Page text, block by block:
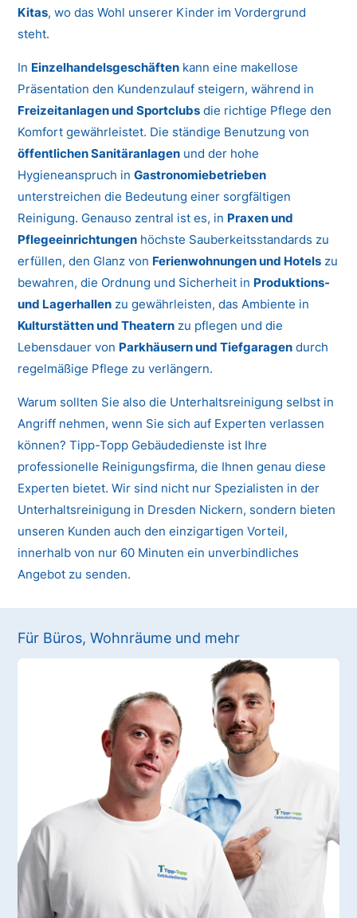
Kitas, wo das Wohl unserer Kinder im Vordergrund
steht.
In Einzelhandelsgeschäften kann eine makellose
Präsentation den Kundenzulauf steigern, während in
Freizeitanlagen und Sportclubs die richtige Pflege den
Komfort gewährleistet. Die ständige Benutzung von
öffentlichen Sanitäranlagen und der hohe
Hygieneanspruch inGastronomiebetrieben
unterstreichen die Bedeutung einer sorgfältigen
Reinigung. Genauso zentral ist es, in Praxen und
Pflegeeinrichtungen höchste Sauberkeitsstandards zu
erfüllen, den Glanz von Ferienwohnungen und Hotels zu
bewahren, die Ordnung und Sicherheit in Produktions-
und Lagerhallen zu gewährleisten, das Ambiente in
Kulturstätten und Theatern zu pflegen und die
Lebensdauer von Parkhäusern und Tiefgaragen durch
regelmäßige Pflege zu verlängern.
Warum sollten Sie also die Unterhaltsreinigung selbst in
Angriff nehmen, wenn Sie sich auf Experten verlassen
können? Tipp-Topp Gebäudedienste ist Ihre
professionelle Reinigungsfirma, die Ihnen genau diese
Experten bietet. Wir sind nicht nur Spezialisten in der
Unterhaltsreinigung in Dresden Nickern, sondern bieten
unseren Kunden auch den einzigartigen Vorteil,
innerhalb von nur 60 Minuten ein unverbindliches
Angebot zu senden.
Für Büros, Wohnräume und mehr